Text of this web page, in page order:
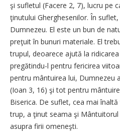
şi sufletul (Facere 2, 7), lucru pe
ţinutului Gherghesenilor. În
Dumnezeu. El este un bun de
preţuit în bunuri materiale. El
trupul, deoarece ajută la
pregătindu-l pentru fericirea
pentru mântuirea lui, Dumnezeu
(Ioan 3, 16) şi tot pentru
Biserica. De suflet, cea mai
trup, a ţinut seama şi
asupra firii omeneşti.